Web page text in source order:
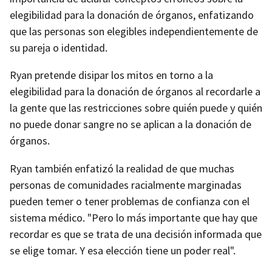
elegibilidad para la donación de órganos, enfatizando
que las personas son elegibles independientemente de
su pareja o identidad.
Ryan pretende disipar los mitos en torno a la
elegibilidad para la donación de órganos al recordarle a
la gente que las restricciones sobre quién puede y quién
no puede donar sangre no se aplican a la donación de
órganos.
Ryan también enfatizó la realidad de que muchas
personas de comunidades racialmente marginadas
pueden temer o tener problemas de confianza con el
sistema médico. "Pero lo más importante que hay que
recordar es que se trata de una decisión informada que
se elige tomar. Y esa elección tiene un poder real".